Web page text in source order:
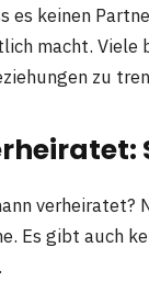
keinen
macht. Viele
zu
Es gibt auch